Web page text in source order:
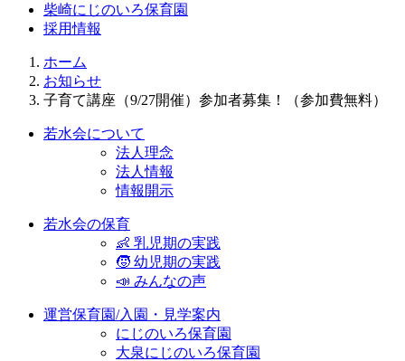
柴崎にじのいろ保育園
採用情報
ホーム
お知らせ
子育て講座（9/27開催）参加者募集！（参加費無料）
若水会について
法人理念
法人情報
情報開示
若水会の保育
👶 乳児期の実践
🧒 幼児期の実践
📣 みんなの声
運営保育園/入園・見学案内
にじのいろ保育園
大泉にじのいろ保育園